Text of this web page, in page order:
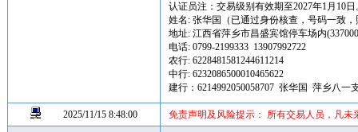
认证员注：交易级别有效期至2027年1月10日
姓名: 张华国（已通过身份核查，号码一致
地址: 江西省萍乡市昌盛宾馆停车场内
电话: 0799-2199333 13907992722
农行: 6228481581244611214
中行: 6232086500010465622
建行：6214992050058707 张华国 萍乡八一
2025/11/15 8:48:00 免责声明及风险提示： 所有交易人员，凡